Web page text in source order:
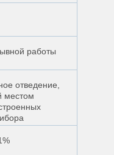
работы
отведение,
местом